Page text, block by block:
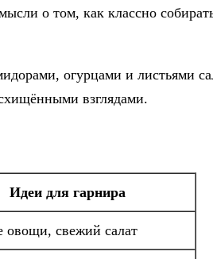
о том, как классно
огурцами и листьями
взглядами.
Идеи для гарнира
овощи, свежий салат